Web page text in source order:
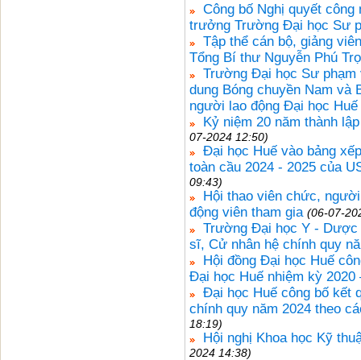
Công bố Nghị quyết
trưởng Trường Đại học Sư
Tập thể cán bộ, giảng
Tổng Bí thư Nguyễn Phú
Trường Đại học Sư
dung Bóng chuyền Nam và
người lao động Đại học
Kỷ niệm 20 năm thành
07-2024 12:50)
Đại học Huế vào bảng
toàn cầu 2024 - 2025 của
09:43)
Hội thao viên chức,
động viên tham gia (06-07-
Trường Đại học Y - Dược
sĩ, Cử nhân hệ chính quy
Hội đồng Đại học Huế
Đại học Huế nhiệm kỳ 2020
Đại học Huế công bố kết
chính quy năm 2024 theo
18:19)
Hội nghị Khoa học Kỹ
2024 14:38)